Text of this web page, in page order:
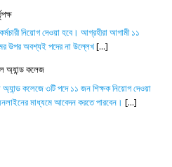
নিয়োগ দেওয়া হবে। আগ্রহীরা আগামী ১১
উপর অবশ্যই পদের না উল্লেখ[...]
অ্যান্ড কলেজ
অ্যান্ড কলেজে ৩টি পদে ১১ জন শিক্ষক নিয়োগ দেওয়া
মাধ্যমে আবেদন করতে পারবেন। [...]